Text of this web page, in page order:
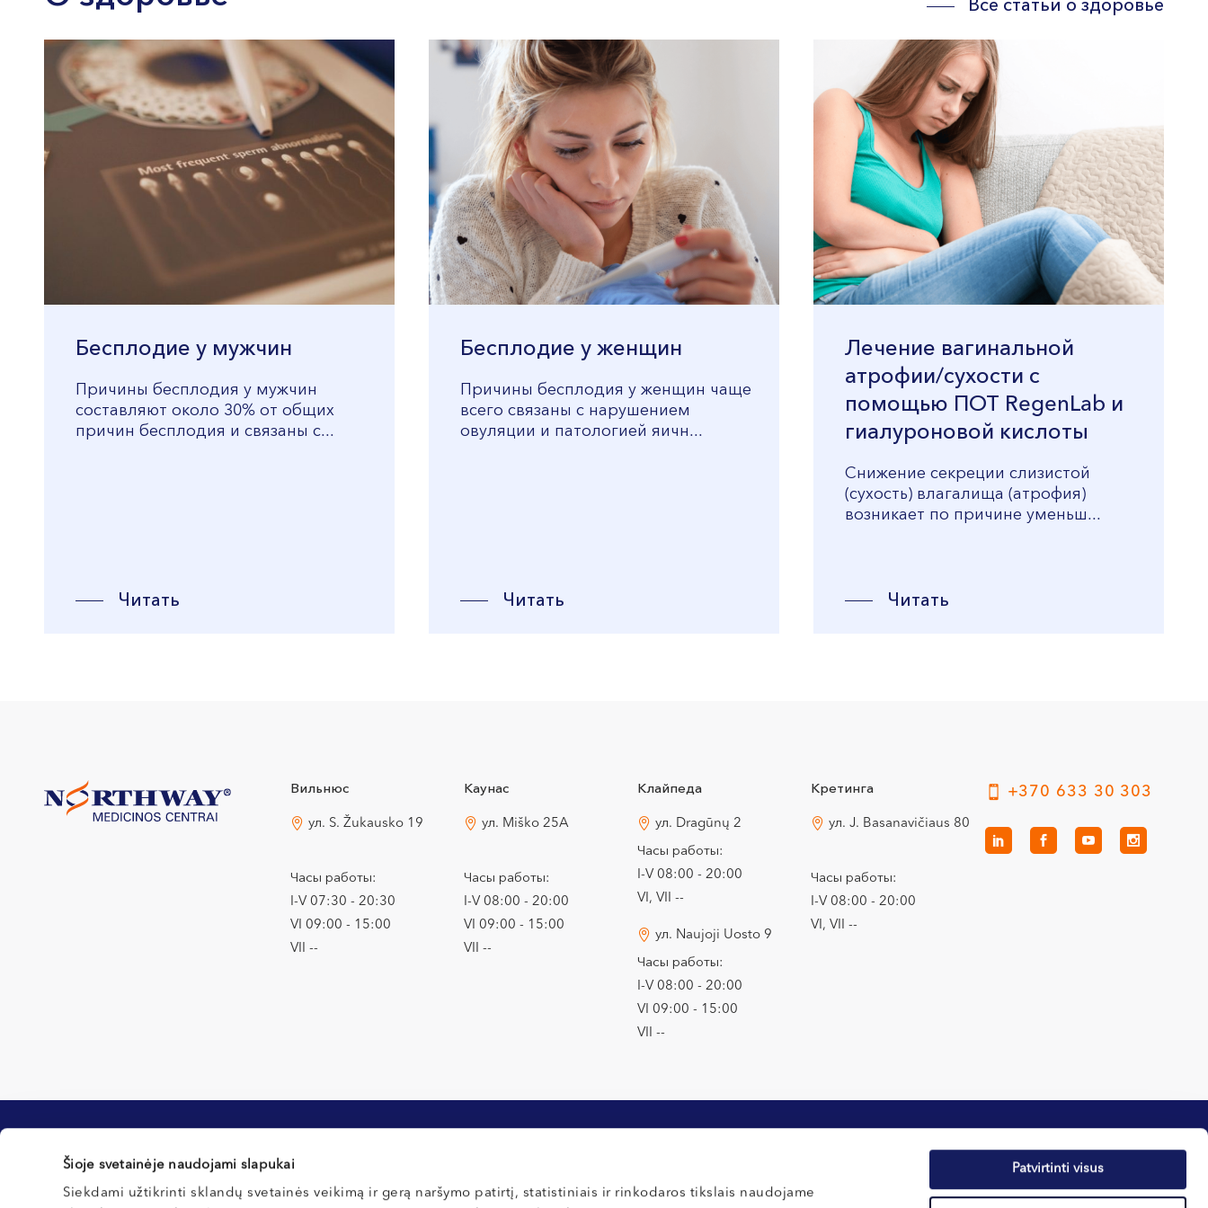
Šioje svetainėje naudojami slapukai
Siekdami užtikrinti sklandų svetainės veikimą ir gerą naršymo patirtį, statistiniais ir rinkodaros tikslais naudojame
Patvirtinti visus
Все статьи о здоровье
Бесплодие у мужчин
Причины бесплодия у мужчин
составляют около 30% от общих
причин бесплодия и связаны с...
Читать
Бесплодие у женщин
Причины бесплодия у женщин чаще
всего связаны с нарушением
овуляции и патологией яичн...
Читать
Лечение вагинальной
атрофии/сухости с
помощью ПОТ RegenLab и
гиалуроновой кислоты
Снижение секреции слизистой
(сухость) влагалища (атрофия)
возникает по причине уменьш...
Читать
Вильнюс
ул. S. Žukausko 19
Часы работы:
I-V 07:30 - 20:30
VI 09:00 - 15:00
VII --
Каунас
ул. Miško 25A
Часы работы:
I-V 08:00 - 20:00
VI 09:00 - 15:00
VII --
Клайпеда
ул. Dragūnų 2
Часы работы:
I-V 08:00 - 20:00
VI, VII --
ул. Naujoji Uosto 9
Часы работы:
I-V 08:00 - 20:00
VI 09:00 - 15:00
VII --
Кретинга
ул. J. Basanavičiaus 80
Часы работы:
I-V 08:00 - 20:00
VI, VII --
+370 633 30 303